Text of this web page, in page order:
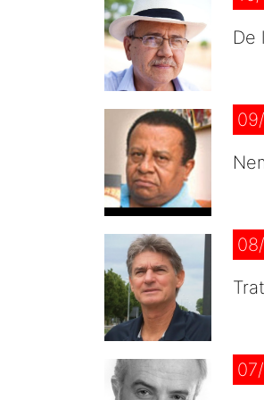
De